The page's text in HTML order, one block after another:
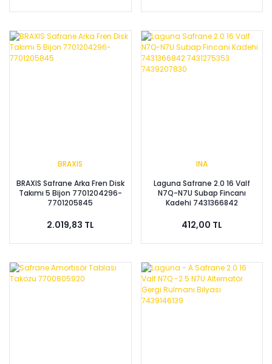
BRAXIS
BRAXIS Safrane Arka Fren Disk
Takımı 5 Bijon 7701204296-
7701205845
2.019,83 TL
INA
Laguna Safrane 2.0 16 Valf
N7Q-N7U Subap Fincanı
Kadehi 7431366842
412,00 TL